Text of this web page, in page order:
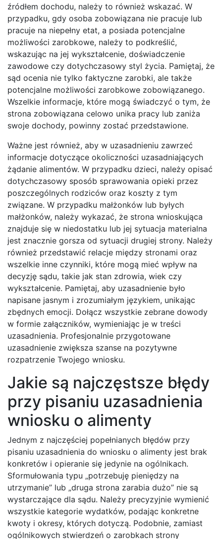
źródłem dochodu, należy to również wskazać. W
przypadku, gdy osoba zobowiązana nie pracuje lub
pracuje na niepełny etat, a posiada potencjalne
możliwości zarobkowe, należy to podkreślić,
wskazując na jej wykształcenie, doświadczenie
zawodowe czy dotychczasowy styl życia. Pamiętaj, że
sąd ocenia nie tylko faktyczne zarobki, ale także
potencjalne możliwości zarobkowe zobowiązanego.
Wszelkie informacje, które mogą świadczyć o tym, że
strona zobowiązana celowo unika pracy lub zaniża
swoje dochody, powinny zostać przedstawione.
Ważne jest również, aby w uzasadnieniu zawrzeć
informacje dotyczące okoliczności uzasadniających
żądanie alimentów. W przypadku dzieci, należy opisać
dotychczasowy sposób sprawowania opieki przez
poszczególnych rodziców oraz koszty z tym
związane. W przypadku małżonków lub byłych
małżonków, należy wykazać, że strona wnioskująca
znajduje się w niedostatku lub jej sytuacja materialna
jest znacznie gorsza od sytuacji drugiej strony. Należy
również przedstawić relacje między stronami oraz
wszelkie inne czynniki, które mogą mieć wpływ na
decyzję sądu, takie jak stan zdrowia, wiek czy
wykształcenie. Pamiętaj, aby uzasadnienie było
napisane jasnym i zrozumiałym językiem, unikając
zbędnych emocji. Dołącz wszystkie zebrane dowody
w formie załączników, wymieniając je w treści
uzasadnienia. Profesjonalnie przygotowane
uzasadnienie zwiększa szanse na pozytywne
rozpatrzenie Twojego wniosku.
Jakie są najczęstsze błędy
przy pisaniu uzasadnienia
wniosku o alimenty
Jednym z najczęściej popełnianych błędów przy
pisaniu uzasadnienia do wniosku o alimenty jest brak
konkretów i opieranie się jedynie na ogólnikach.
Sformułowania typu „potrzebuję pieniędzy na
utrzymanie” lub „druga strona zarabia dużo” nie są
wystarczające dla sądu. Należy precyzyjnie wymienić
wszystkie kategorie wydatków, podając konkretne
kwoty i okresy, których dotyczą. Podobnie, zamiast
ogólnikowych stwierdzeń o zarobkach strony